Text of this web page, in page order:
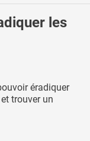
les
éradiquer
trouver un